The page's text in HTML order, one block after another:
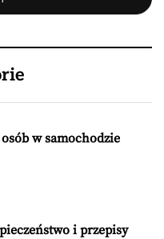
w samochodzie
i przepisy